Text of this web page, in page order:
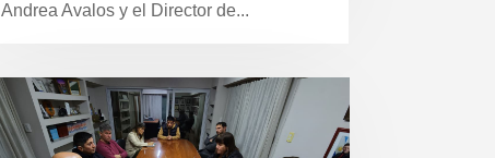
Andrea Avalos y el Director de...